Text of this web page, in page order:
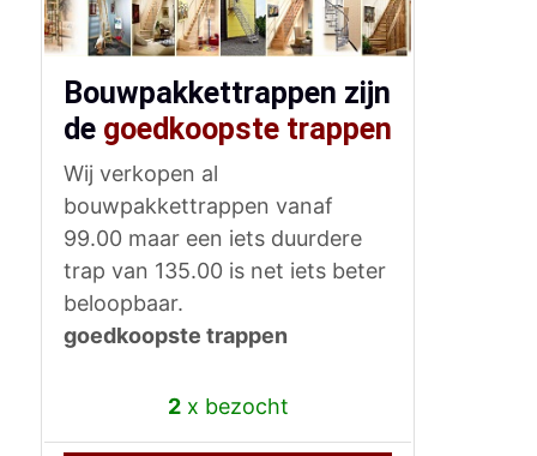
Bouwpakkettrappen zijn
de goedkoopste trappen
Wij verkopen al
bouwpakkettrappen vanaf
99.00 maar een iets duurdere
trap van 135.00 is net iets beter
beloopbaar.
goedkoopste trappen
2x bezocht